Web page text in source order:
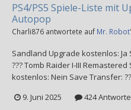
PS4/PS5 Spiele-Liste mit
Autopop
Charli876 antwortete auf Mr. Robot
Sandland Upgrade kostenlos: Ja
??? Tomb Raider I-III
kostenlos: Nein Save Transfer:
9. Juni 2025
424